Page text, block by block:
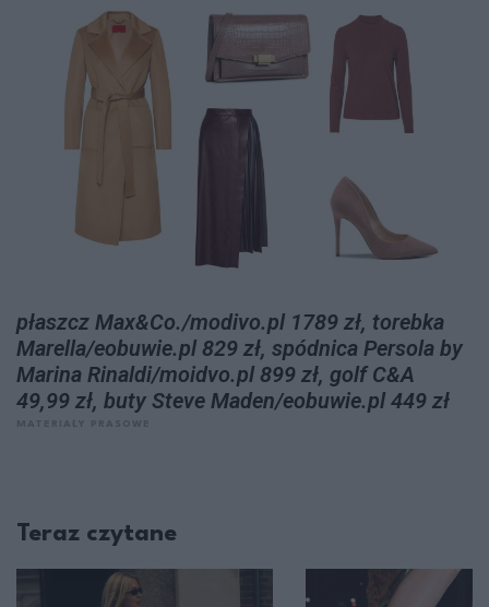
płaszcz Max&Co./modivo.pl 1789 zł, torebka
Marella/eobuwie.pl 829 zł, spódnica Persola by
Marina Rinaldi/moidvo.pl 899 zł, golf C&A
49,99 zł, buty Steve Maden/eobuwie.pl 449 zł
Teraz czytane